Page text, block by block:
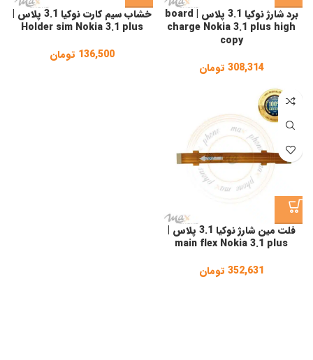
برد شارژ نوکیا 3.1 پلاس | board
charge Nokia 3.1 plus high
copy
308,314 تومان
خشاب سیم کارت نوکیا 3.1 پلاس |
Holder sim Nokia 3.1 plus
136,500 تومان
فلت مین شارژ نوکیا 3.1 پلاس |
main flex Nokia 3.1 plus
352,631 تومان